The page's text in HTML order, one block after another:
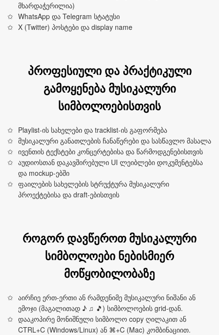
მხარდაჭერილია)
WhatsApp და Telegram სტატუსი
X (Twitter) პოსტები და display name
პროფესიული და პრაქტიკული
გამოყენება მუსიკალური
სიმბოლოებისთვის
Playlist-ის სახელები და tracklist-ის გაფორმება
მუსიკალური განათლების ჩანაწერები და სასწავლო მასალა
ივენთის ტექსტები კონცერტებისა და წარმოდგენებისთვის
აუდიოსთან დაკავშირებული UI ლეიბლები დოკუმენტებსა
და mockup-ებში
ფაილების სახელების სტრუქტურა მუსიკალური
პროექტებისა და draft-ებისთვის
როგორ დავწეროთ მუსიკალური
სიმბოლოები ნებისმიერ
მოწყობილობაზე
აირჩიე ერთ-ერთი ან რამდენიმე მუსიკალური ნიშანი ან
ემოჯი (მაგალითად ♪ ♫ 🎵) სიმბოლოების grid-დან.
დააკოპირე მონიშნული სიმბოლო copy ღილაკით ან
CTRL+C (Windows/Linux) ან ⌘+C (Mac) კომბინაციით.